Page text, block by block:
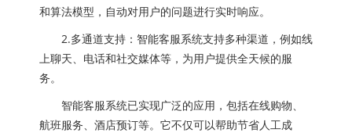
和算法模型，自动对用户的问题进行实时响应。
2.多通道支持：智能客服系统支持多种渠道，例如线
上聊天、电话和社交媒体等，为用户提供全天候的服
务。
智能客服系统已实现广泛的应用，包括在线购物、
航班服务、酒店预订等。它不仅可以帮助节省人工成